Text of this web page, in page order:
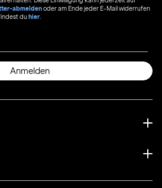
abmeldenoder am Ende jeder E-Mail widerrufen
duhier
Anmelden